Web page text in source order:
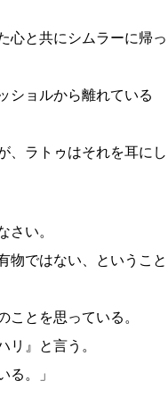
心と共にシムラーに帰っ
ショルから離れている
、ラトゥはそれを耳にし
さい。
物ではない、ということ
とを思っている。
』と言う。
。」